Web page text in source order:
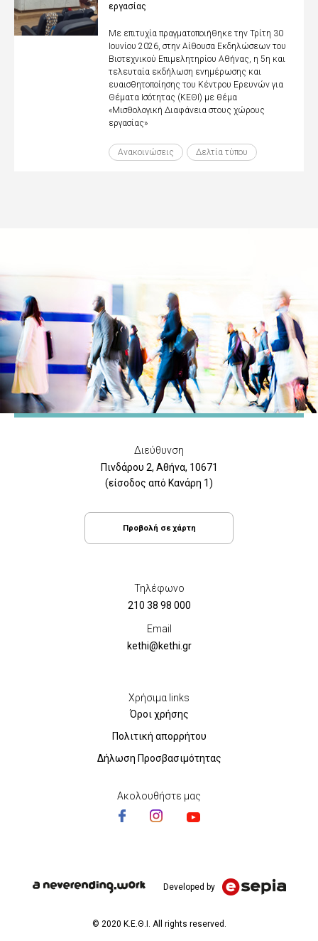
εργασίας
Με επιτυχία πραγματοποιήθηκε την Τρίτη 30
Ιουνίου 2026, στην Αίθουσα Εκδηλώσεων του
Βιοτεχνικού Επιμελητηρίου Αθήνας, η 5η και
τελευταία εκδήλωση ενημέρωσης και
ευαισθητοποίησης του Κέντρου Ερευνών για
Θέματα Ισότητας (ΚΕΘΙ) με θέμα
«Μισθολογική Διαφάνεια στους χώρους
εργασίας»
Ανακοινώσεις Δελτία τύπου
Διεύθυνση
Πινδάρου 2, Αθήνα, 10671
(είσοδος από Κανάρη 1)
Προβολή σε χάρτη
Τηλέφωνο
210 38 98 000
Email
kethi@kethi.gr
Χρήσιμα links
Όροι χρήσης
Πολιτική απορρήτου
Δήλωση Προσβασιμότητας
Ακολουθήστε μας
Developed by
© 2020 Κ.Ε.Θ.Ι. All rights reserved.